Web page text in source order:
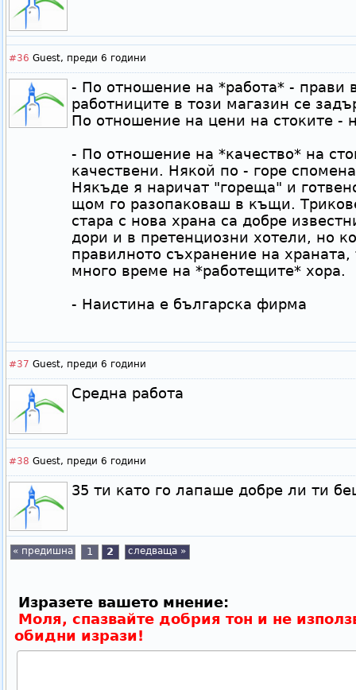
#36 Guest, преди 6 години
- По отношение на *работа* - прави
работниците в този магазин се
По отношение на цени на стоките -
- По отношение на *качество* на
качествени. Някой по - горе
Някъде я наричат "гореща" и
щом го разопаковаш в къщи.
стара с нова храна са добре
дори и в претенциозни хотели, но
правилното съхранение на храната,
много време на *работещите* хора.
- Наистина е българска фирма
#37 Guest, преди 6 години
Средна работа
#38 Guest, преди 6 години
35 ти като го лапаше добре ли ти
« предишна 1 2 следваща »
Изразете вашето мнение:
Моля, спазвайте добрия тон и не
обидни изрази!